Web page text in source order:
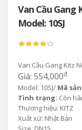
Van Cầu Gang
Model: 10SJ
Van Cầu Gang Kitz
Giá: 554,000đ
Model: 10SJ/ Mã
Tình trạng: Còn
Thương hiệu: KITZ
Xuất xứ: Nhật Bản